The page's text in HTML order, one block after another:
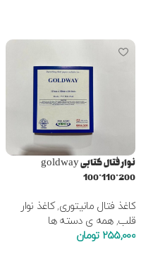
نوار فتال کتابی goldway
100*110*200
کاغذ فتال مانیتوری,کاغذ نوار
قلب,همه ی دسته ها
255,000 تومان